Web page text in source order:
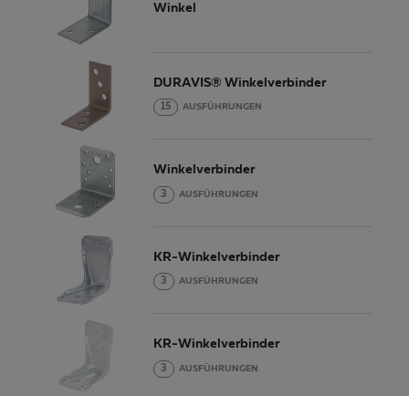
Winkel
DURAVIS® Winkelverbinder
15 AUSFÜHRUNGEN
Winkelverbinder
3 AUSFÜHRUNGEN
KR-Winkelverbinder
3 AUSFÜHRUNGEN
KR-Winkelverbinder
3 AUSFÜHRUNGEN